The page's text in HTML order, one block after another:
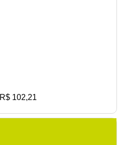
R$ 102,21